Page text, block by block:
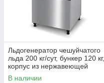
Льдогенератор чешуйчатого
льда 200 кг/сут, бункер 120 кг,
корпус из нержавеющей
стали Koreco AZ200/120MAR
В наличии